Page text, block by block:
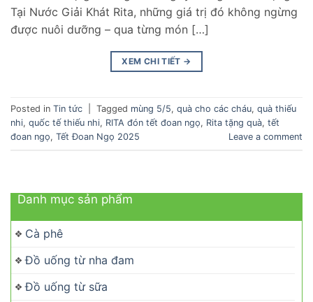
Tại Nước Giải Khát Rita, những giá trị đó không ngừng
được nuôi dưỡng – qua từng món […]
XEM CHI TIẾT →
Posted in Tin tức Tagged mùng 5/5, quà cho các cháu, quà thiếu
nhi, quốc tế thiếu nhi, RITA đón tết đoan ngọ, Rita tặng quà, tết
đoan ngọ, Tết Đoan Ngọ 2025 Leave a comment
Danh mục sản phẩm
Cà phê
Đồ uống từ nha đam
Đồ uống từ sữa